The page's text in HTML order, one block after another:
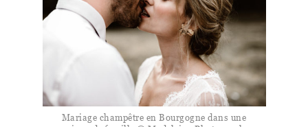
Mariage champêtre en Bourgogne dans une